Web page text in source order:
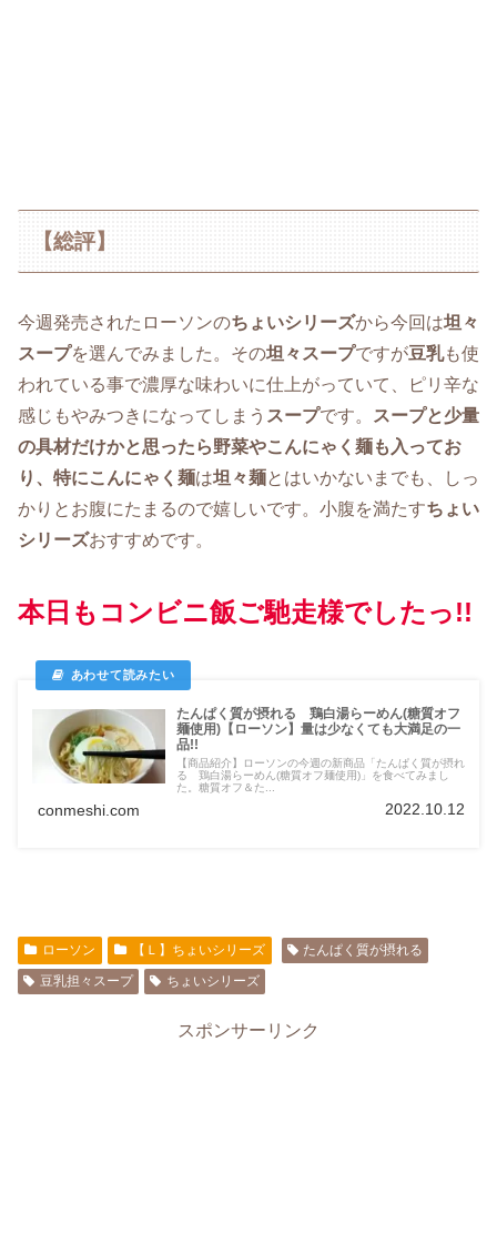
【総評】
今週発売されたローソンのちょいシリーズから今回は坦々
スープを選んでみました。その坦々スープですが豆乳も使
われている事で濃厚な味わいに仕上がっていて、ピリ辛な
感じもやみつきになってしまう スープです。 スープと少量
の具材だけかと思ったら野菜やこんにゃく麺も入ってお
り、特にこんにゃく麺は坦々麺とはいかないまでも、しっ
かりとお腹にたまるので嬉しいです。小腹を満たすちょい
シリーズおすすめです。
本日もコンビニ飯ご馳走様でしたっ!!
たんぱく質が摂れる 鶏白湯らーめん(糖質オフ
麺使用)【ローソン】量は少なくても大満足の一
品!!
【商品紹介】ローソンの今週の新商品「たんぱく質が摂れ
る 鶏白湯らーめん(糖質オフ麺使用)」を食べてみまし
た。糖質オフ＆た...
conmeshi.com 2022.10.12
ローソン 【Ｌ】ちょいシリーズ
たんぱく質が摂れる
豆乳担々スープ
ちょいシリーズ
スポンサーリンク